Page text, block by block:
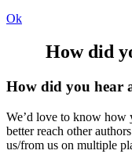
Ok
How did
How did you hear
We’d love to know how
better reach other
us/from us on multiple